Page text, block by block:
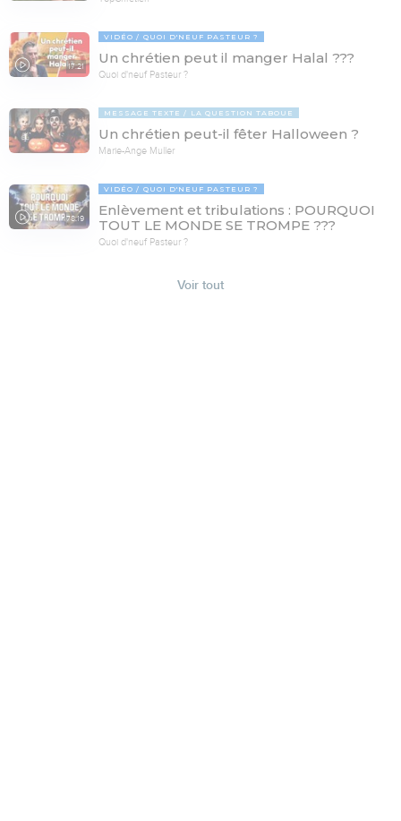
17:21
VIDÉO QUOI D'NEUF PASTEUR ?
Un chrétien peut il manger Halal ???
Quoi d'neuf Pasteur ?
MESSAGE TEXTE LA QUESTION TABOUE
Un chrétien peut-il fêter Halloween ?
Marie-Ange Muller
78:19
VIDÉO QUOI D'NEUF PASTEUR ?
Enlèvement et tribulations : POURQUOI
TOUT LE MONDE SE TROMPE ???
Quoi d'neuf Pasteur ?
Voir tout